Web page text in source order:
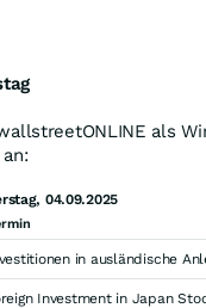
als
04.09.2025
in ausländische
Investment in Japan